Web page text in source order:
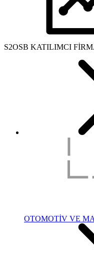
S2OSB KATILIMCI
OTOMOTİV VE